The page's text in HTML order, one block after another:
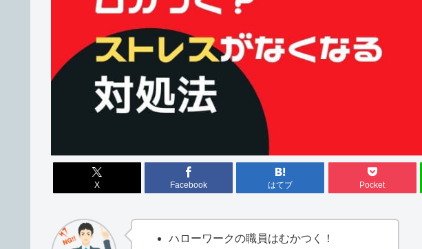
X Facebook はてブ Pocket
ハローワークの職員はむかつく！